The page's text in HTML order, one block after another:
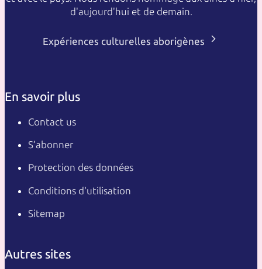
d'aujourd'hui et de demain.
Expériences culturelles aborigènes
En savoir plus
Contact us
S’abonner
Protection des données
Conditions d'utilisation
Sitemap
Autres sites